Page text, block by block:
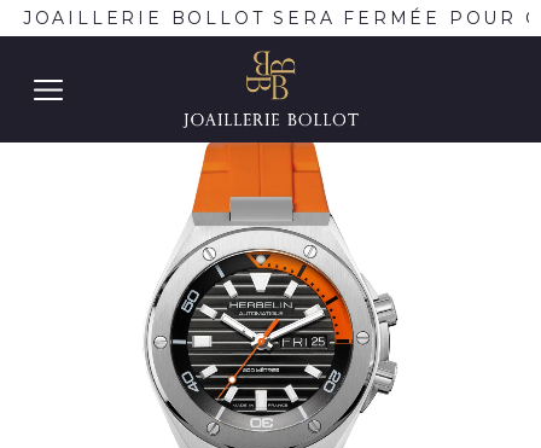
JOAILLERIE BOLLOT SERA FERMÉE POUR